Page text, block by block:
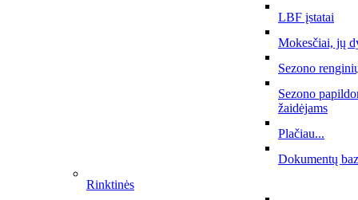
LBF įstatai
Mokesčiai, jų
Sezono
Sezono
žaidėjams
Plačiau...
Dokumentų
Rinktinės